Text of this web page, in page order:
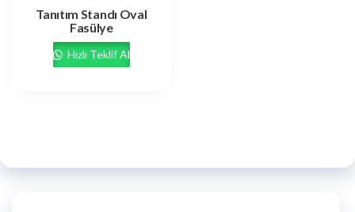
Tanıtım Standı Oval
Fasülye
Hızlı Teklif Al